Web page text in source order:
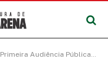
Primeira Audiência Pública de revisão do Plano Diretor de Barcarena reconhece os avanços e desafios no desenvolvimento do município